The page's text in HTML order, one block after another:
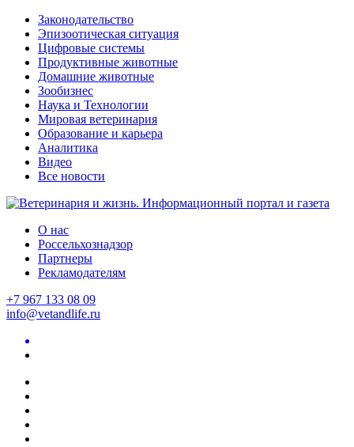
Законодательство
Эпизоотическая ситуация
Цифровые системы
Продуктивные животные
Домашние животные
Зообизнес
Наука и Технологии
Мировая ветеринария
Образование и карьера
Аналитика
Видео
Все новости
О нас
Россельхознадзор
Партнеры
Рекламодателям
+7 967 133 08 09
info@vetandlife.ru